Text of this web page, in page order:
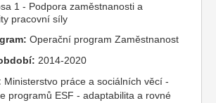
1 - Podpora zaměstnanosti a
pracovní síly
Operační program Zaměstnanost
2014-2020
Ministerstvo práce a sociálních věcí -
programů ESF - adaptabilita a rovné